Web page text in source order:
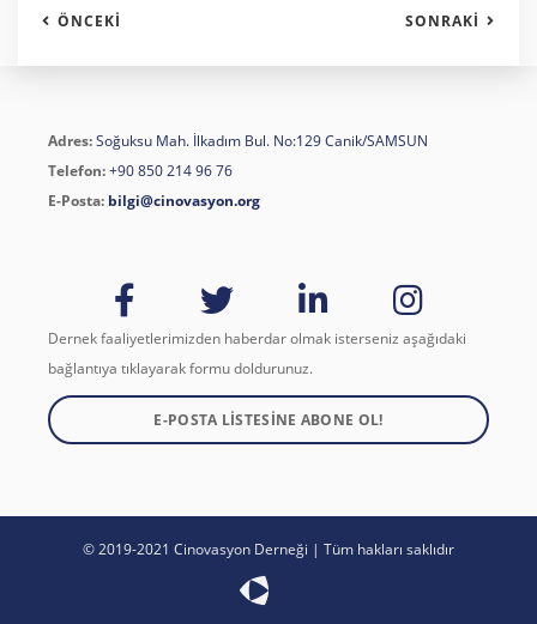
ÖNCEKI SONRAKI
Adres:Soğuksu Mah. İlkadım Bul. No:129 Canik/SAMSUN
Telefon:+90 850 214 96 76
E-Posta: bilgi@cinovasyon.org
Dernek faaliyetlerimizden haberdar olmak isterseniz aşağıdaki
bağlantıya tıklayarak formu doldurunuz.
E-POSTA LISTESINE ABONE OL!
© 2019-2021 Cinovasyon Derneği | Tüm hakları saklıdır